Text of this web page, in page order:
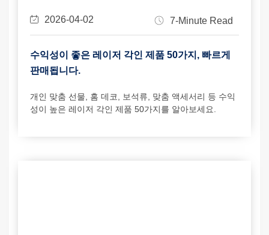
2026-04-02 7-Minute Read
수익성이 좋은 레이저 각인 제품 50가지, 빠르게
판매됩니다.
개인 맞춤 선물, 홈 데코, 보석류, 맞춤 액세서리 등 수익
성이 높은 레이저 각인 제품 50가지를 알아보세요.